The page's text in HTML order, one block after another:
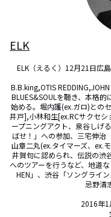
ELK
ELK（えるく）12月21日広
B.B.king,OTIS
BLUES&SOULを聴き、本格
始める。堀内護(ex.ガロ)との
井戸],小林和生[ex.RCサクセ
ープニングアクト、泉谷しげ
ばせ！」への参加、三宅伸治
山章二丸(ex.タイマーズ、ex.
井賀句に認められ、伝説の渋
へのツアーを行うなど、地道
HEN」、渋谷「ソングライ
忌野清
2016年1